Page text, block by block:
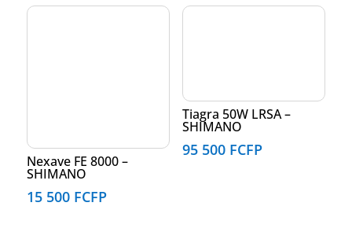
Nexave FE 8000 –
SHIMANO
15 500 FCFP
Tiagra 50W LRSA –
SHIMANO
95 500 FCFP